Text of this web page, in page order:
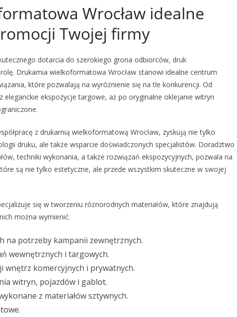
Wrocław idealne
Twojej firmy
dotarcia do szerokiego grona odbiorców, druk
Drukarnia wielkoformatowa Wrocław stanowi idealne centrum
które pozwalają na wyróżnienie się na tle konkurencji. Od
eleganckie ekspozycje targowe, aż po oryginalne oklejanie witryn
z drukarnią wielkoformatową Wrocław, zyskują nie tylko
druku, ale także wsparcie doświadczonych specjalistów. Doradztwo
techniki wykonania, a także rozwiązań ekspozycyjnych, pozwala na
są nie tylko estetyczne, ale przede wszystkim skuteczne w swojej
się w tworzeniu różnorodnych materiałów, które znajdują
można wymienić:
na potrzeby kampanii zewnętrznych.
wewnętrznych i targowych.
wnętrz komercyjnych i prywatnych.
witryn, pojazdów i gablot.
z materiałów sztywnych.